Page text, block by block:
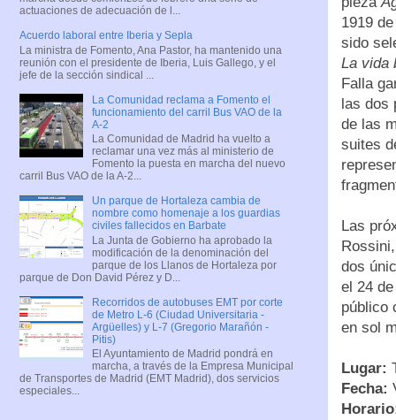
1919
sido
La vida
Falla
las dos
de las
suites
Las
dos
el 24
público
en sol
Lugar:
Fecha:
actuaciones de adecuación de l...
Acuerdo laboral entre Iberia y Sepla
La ministra de Fomento, Ana Pastor, ha mantenido una
reunión con el presidente de Iberia, Luis Gallego, y el
jefe de la sección sindical ...
La Comunidad reclama a Fomento el
funcionamiento del carril Bus VAO de la
A-2
La Comunidad de Madrid ha vuelto a
reclamar una vez más al ministerio de
Fomento la puesta en marcha del nuevo
carril Bus VAO de la A-2...
Un parque de Hortaleza cambia de
nombre como homenaje a los guardias
civiles fallecidos en Barbate
La Junta de Gobierno ha aprobado la
modificación de la denominación del
parque de los Llanos de Hortaleza por
parque de Don David Pérez y D...
Recorridos de autobuses EMT por corte
de Metro L-6 (Ciudad Universitaria -
Argüelles) y L-7 (Gregorio Marañón -
Pitis)
El Ayuntamiento de Madrid pondrá en
marcha, a través de la Empresa Municipal
de Transportes de Madrid (EMT Madrid), dos servicios
especiales...